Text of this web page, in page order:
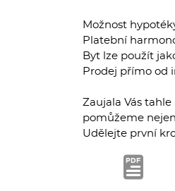
Možnost
Platební
Byt lze použít
Prodej přímo od
Zaujala Vás
pomůžeme
Udělejte první